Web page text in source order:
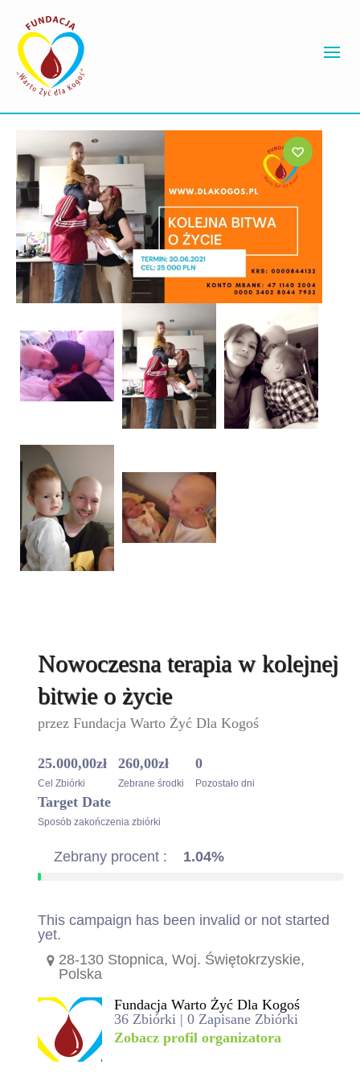
Nowoczesna terapia w kolejnej
bitwie o życie
przez Fundacja Warto Żyć Dla Kogoś
25.000,00zł
Cel Zbiórki
260,00zł
Zebrane środki
0
Pozostało dni
Target Date
Sposób zakończenia zbiórki
Zebrany procent : 1.04%
This campaign has been invalid or not started
yet.
28-130 Stopnica, Woj. Świętokrzyskie,
Polska
Fundacja Warto Żyć Dla Kogoś
36 Zbiórki | 0 Zapisane Zbiórki
Zobacz profil organizatora